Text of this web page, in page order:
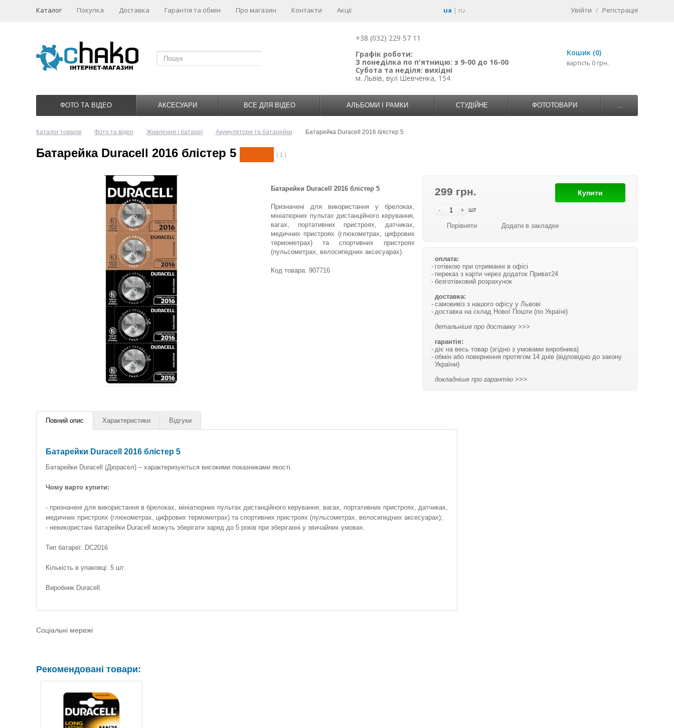
Каталог Покупка Доставка Гарантія та обмін Про магазин Контакти Акції ua | ru Увійти / Регістрація
+38 (032) 229 57 11
Графік роботи:
З понеділка по п'ятницю: з 9-00 до 16-00
Субота та неділя: вихідні
м. Львів, вул Шевченка, 154
Кошик (0)
вартість 0 грн.
ФОТО ТА ВІДЕО АКСЕСУАРИ ВСЕ ДЛЯ ВІДЕО АЛЬБОМИ І РАМКИ СТУДІЙНЕ ФОТОТОВАРИ ...
Каталог товарів Фото та відео Живлення і батареї Акумулятори та батарейки Батарейка Duracell 2016 блістер 5
Батарейка Duracell 2016 блістер 5 ( 1 )
299 грн.
- + шт
Купити
Порівняти Додати в закладки
оплата:
готівкою при отриманні в офісі
переказ з карти через додаток Приват24
безготівковий розрахунок
доставка:
самовивіз з нашого офісу у Львові
доставка на склад Нової Пошти (по Україні)
детальніше про доставку >>>
гарантія:
діє на весь товар (згідно з умовами виробника)
обмін або повернення протягом 14 днів (відповідно до закону
України)
докладніше про гарантію >>>
Батарейки Duracell 2016 блістер 5
Призначені для використання у брелоках,
мініатюрних пультах дистанційного керування,
вагах, портативних пристроях, датчиках,
медичних пристроях (глюкометрах, цифрових
термометрах) та спортивних пристроях
(пульсометрах, велосипедних аксесуарах).
Код товара: 907716
Повний опис Характеристики Відгуки
Батарейки Duracell 2016 блістер 5
Батарейки Duracell (Дюрасел) – характеризуються високими показниками якості.
Чому варто купити:
- призначені для використання в брелоках, мініатюрних пультах дистанційного керування, вагах, портативних пристроях, датчиках,
медичних пристроях (глюкометрах, цифрових термометрах) та спортивних пристроях (пульсометрах, велосипедних аксесуарах);
- невикористані батарейки Duracell можуть зберігати заряд до 5 років при зберіганні у звичайних умовах.
Тип батареї: DC2016
Кількість в упаковці: 5 шт.
Виробник Duracell.
Соціальні мережі
Рекомендовані товари: